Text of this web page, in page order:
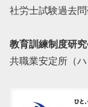
社労士試験過去問
教育訓練制度研
共職業安定所（